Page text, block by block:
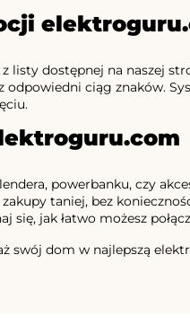
z listy dostępnej na naszej
ciąg znaków.
powerbanku, czy
taniej, bez
się, jak łatwo możesz
swój dom w najlepszą